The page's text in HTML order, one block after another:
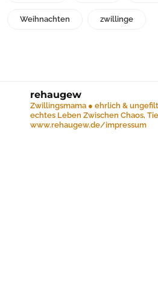
Weihnachten zwillinge
rehaugew
Zwillingsmama ● ehrlich &
echtes Leben Zwischen Chaos,
www.rehaugew.de/impressum